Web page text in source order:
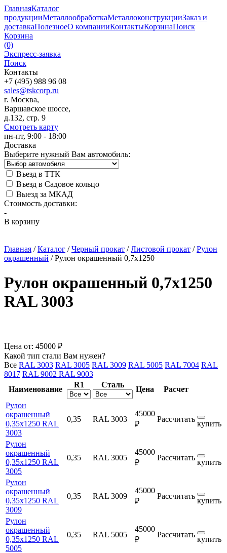
ГлавнаяКаталог
продукцииМеталлообработкаМеталлоконструкцииЗаказ и
доставкаПолезноеО компанииКонтактыКорзинаПоиск
Корзина
(0)
Экспресс-заявка
Поиск
Контакты
+7 (495) 988 96 08
sales@tskcorp.ru
г. Москва,
Варшавское шоссе,
д.132, стр. 9
Смотреть карту
пн-пт, 9:00 - 18:00
Доставка
Выберите нужный Вам автомобиль:
Въезд в ТТК
Въезд в Садовое кольцо
Выезд за МКАД
Стоимость доставки:
-
В корзину
Главная /Каталог /Черный прокат /Листовой прокат /Рулон
окрашенный /Рулон окрашенный 0,7х1250
Рулон окрашенный 0,7х1250
RAL 3003
Цена от: 45000 ₽
Какой тип стали Вам нужен?
Все RAL 3003 RAL 3005 RAL 3009 RAL 5005 RAL 7004 RAL
8017 RAL 9002 RAL 9003
Наименование
R1 Сталь
Цена
Расчет
Рулон
окрашенный
0,35х1250 RAL
3003
0,35 RAL 3003
45000
₽
Рассчитать
купить
Рулон
окрашенный
0,35х1250 RAL
3005
0,35 RAL 3005
45000
₽
Рассчитать
купить
Рулон
окрашенный
0,35х1250 RAL
3009
0,35 RAL 3009
45000
₽
Рассчитать
купить
Рулон
окрашенный
0,35х1250 RAL
5005
0,35 RAL 5005
45000
₽
Рассчитать
купить